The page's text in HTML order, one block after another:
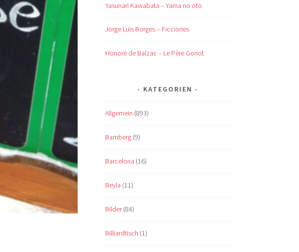
Yasunari Kawabata – Yama no oto
Jorge Luis Borges – Ficciones
Honoré de Balzac – Le Père Goriot
KATEGORIEN
Allgemein (893)
Bamberg (9)
Barcelona (16)
Beyla (11)
Bilder(84)
Billiardtisch (1)